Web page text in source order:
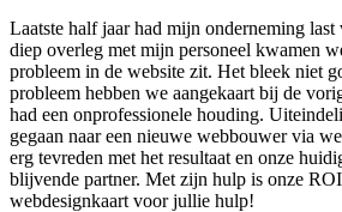
Laatste half jaar had mijn onderneming
diep overleg met mijn personeel kwamen
probleem in de website zit. Het bleek niet
probleem hebben we aangekaart bij de
had een onprofessionele houding.
gegaan naar een nieuwe webbouwer via
erg tevreden met het resultaat en onze
blijvende partner. Met zijn hulp is onze
webdesignkaart voor jullie hulp!